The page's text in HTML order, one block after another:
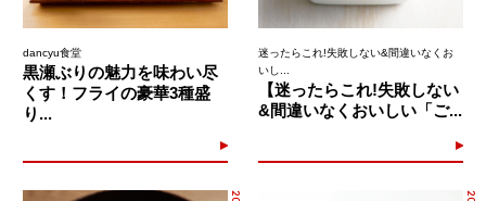
dancyu食堂
黒瀬ぶりの魅力を味わい尽
くす！フライの豪華3種盛
り...
迷ったらこれ!失敗しない&間違いなくお
いし...
【迷ったらこれ!失敗しない
&間違いなくおいしい「ご...